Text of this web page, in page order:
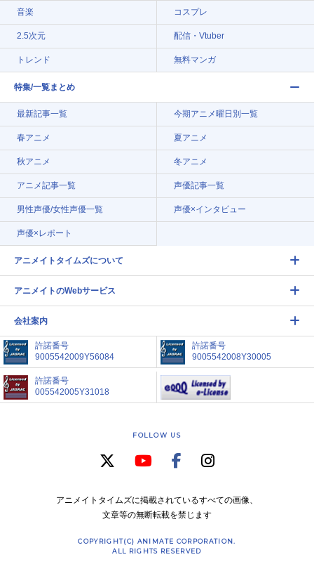
音楽 コスプレ
2.5次元 配信・Vtuber
トレンド 無料マンガ
特集/一覧まとめ
最新記事一覧 今期アニメ曜日別一覧
春アニメ 夏アニメ
秋アニメ 冬アニメ
アニメ記事一覧 声優記事一覧
男性声優/女性声優一覧 声優×インタビュー
声優×レポート
アニメイトタイムズについて
アニメイトのWebサービス
会社案内
許諾番号
9005542009Y56084
許諾番号
9005542008Y30005
許諾番号
005542005Y31018
FOLLOW US
アニメイトタイムズに掲載されているすべての画像、
文章等の無断転載を禁じます
COPYRIGHT(C) ANIMATE CORPORATION.
ALL RIGHTS RESERVED